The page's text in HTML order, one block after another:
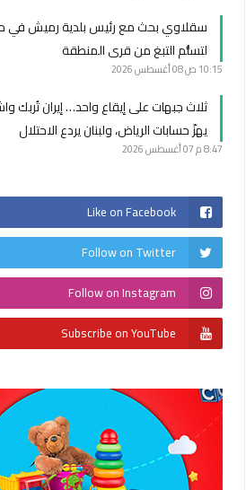
سقلاوي بحث مع رئيس بلدية رميش في
لتسلُّم التبغ من قرى المنطقة
10:15 ص 08 أغسطس 2026
ثلاث جبهات على إيقاع واحد… إيران تُربك
يهزّ حسابات الرياض، ولبنان يردع الاحتلال
8:47 م 07 أغسطس 2026
Like on Facebook
Follow on Twitter
Follow on Instagram
Subscribe on YouTube